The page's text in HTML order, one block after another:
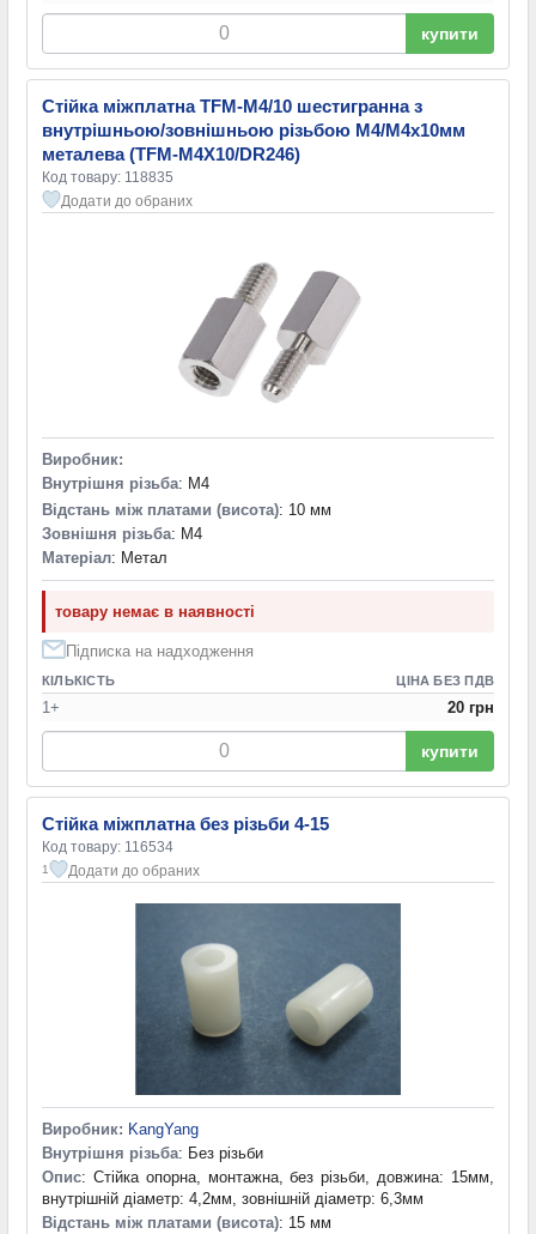
купити
Стійка міжплатна TFM-M4/10 шестигранна з
внутрішньою/зовнішньою різьбою М4/М4х10мм
металева (TFM-M4X10/DR246)
Код товару: 118835
Додати до обраних
Виробник:
Внутрішня різьба: M4
Відстань між платами (висота): 10 мм
Зовнішня різьба: M4
Матеріал: Метал
товару немає в наявності
Підписка на надходження
КІЛЬКІСТЬ ЦІНА БЕЗ ПДВ
1+ 20 грн
купити
Стійка міжплатна без різьби 4-15
Код товару: 116534
1 Додати до обраних
Виробник: KangYang
Внутрішня різьба: Без різьби
Опис: Стійка опорна, монтажна, без різьби, довжина: 15мм,
внутрішній діаметр: 4,2мм, зовнішній діаметр: 6,3мм
Відстань між платами (висота): 15 мм